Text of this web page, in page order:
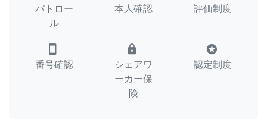
パトロー
ル
本人確認 評価制度
smartphone
番号確認
lock
シェアワ
ーカー保
険
stars
認定制度